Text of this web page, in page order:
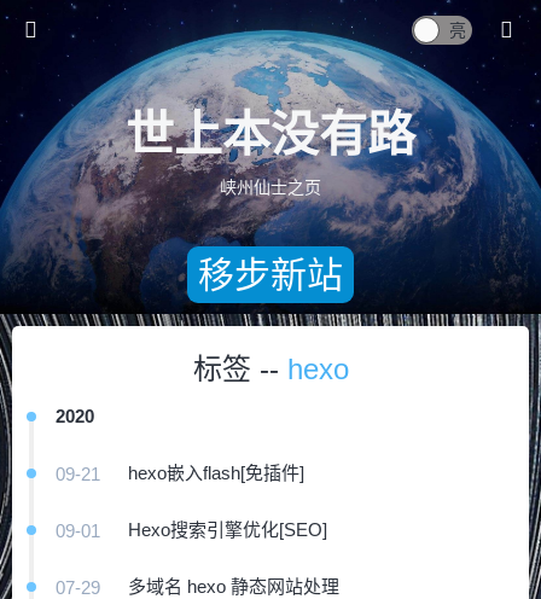
世上本没有路
峡州仙士之页
移步新站
标签 -- hexo
2020
09-21 hexo嵌入flash[免插件]
09-01 Hexo搜索引擎优化[SEO]
07-29 多域名 hexo 静态网站处理